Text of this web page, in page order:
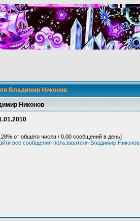
Владимир Никонов
Никонов
от общего числа / 0.00 сообщений в день]
все сообщения пользователя Владимир Никонов